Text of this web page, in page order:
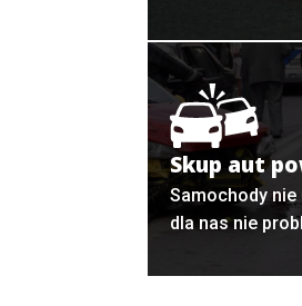
Skup aut
Samochody
dla nas nie